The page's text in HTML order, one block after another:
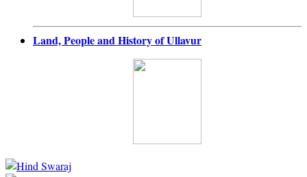
Land, People and History of Ullavur